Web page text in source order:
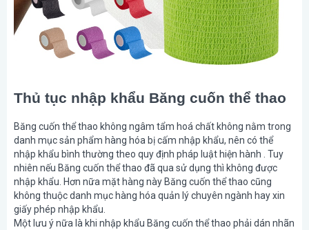
Thủ tục nhập khẩu Băng cuốn thể thao
Băng cuốn thể thao không ngâm tẩm hoá chất không nằm trong
danh mục sản phẩm hàng hóa bị cấm nhập khẩu, nên có thể
nhập khẩu bình thường theo quy định pháp luật hiện hành . Tuy
nhiên nếu Băng cuốn thể thao đã qua sử dụng thì không được
nhập khẩu. Hơn nữa mặt hàng này Băng cuốn thể thao cũng
không thuộc danh mục hàng hóa quản lý chuyên ngành hay xin
giấy phép nhập khẩu.
Một lưu ý nữa là khi nhập khẩu Băng cuốn thể thao phải dán nhãn